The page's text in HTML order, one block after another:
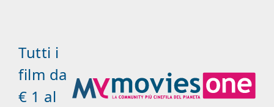
Tutti i
film da
€ 1 al